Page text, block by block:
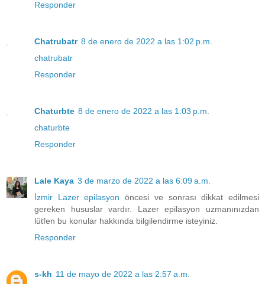
Responder
Chatrubatr 8 de enero de 2022 a las 1:02 p.m.
chatrubatr
Responder
Chaturbte 8 de enero de 2022 a las 1:03 p.m.
chaturbte
Responder
Lale Kaya 3 de marzo de 2022 a las 6:09 a.m.
İzmir Lazer epilasyon öncesi ve sonrası dikkat edilmesi
gereken hususlar vardır. Lazer epilasyon uzmanınızdan
lütfen bu konular hakkında bilgilendirme isteyiniz.
Responder
s-kh 11 de mayo de 2022 a las 2:57 a.m.